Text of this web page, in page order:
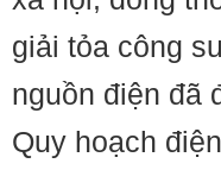
giải tỏa công
nguồn điện đã
Quy hoạch